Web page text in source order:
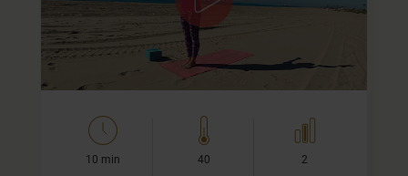
vielleicht bekanntesten Yoga-Übung überhaupt, des
Sonnengrusses oder Surya Namaskar. Ideal als…
10 min 40 2